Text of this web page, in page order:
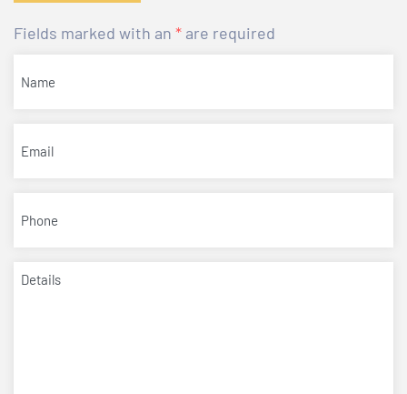
Fields marked with an * are required
(Required)
(Required)
(Required)
Details